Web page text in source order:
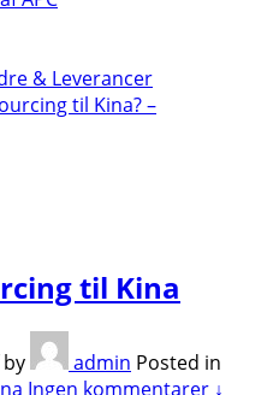
& Leverancer
til Kina? –
til Kina
by admin Posted in
Ingen kommentarer ↓